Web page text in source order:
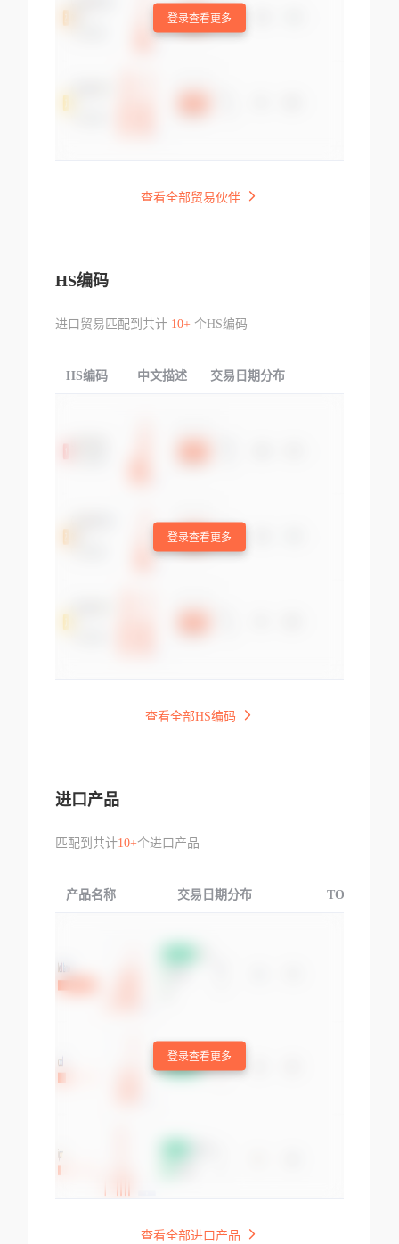
登录查看更多
查看全部贸易伙伴
HS编码
进口贸易匹配到共计 10+个HS编码
HS编码 中文描述 交易日期分布
登录查看更多
查看全部HS编码
进口产品
匹配到共计10+个进口产品
产品名称 交易日期分布 TOP3交易国
登录查看更多
查看全部进口产品